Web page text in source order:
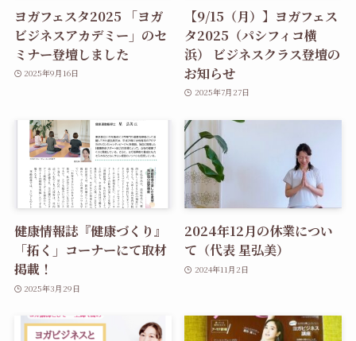
ヨガフェスタ2025 「ヨガ
ビジネスアカデミー」のセ
ミナー登壇しました
2025年9月16日
【9/15（月）】ヨガフェス
タ2025（パシフィコ横
浜） ビジネスクラス登壇の
お知らせ
2025年7月27日
健康情報誌『健康づくり』
「拓く」コーナーにて取材
掲載！
2025年3月29日
2024年12月の休業につい
て（代表 星弘美）
2024年11月2日